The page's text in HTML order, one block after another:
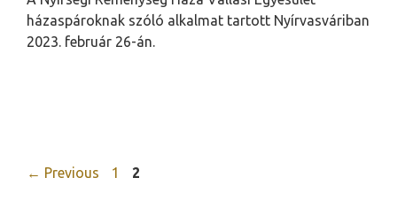
házaspároknak szóló alkalmat tartott Nyírvasváriban
2023. február 26-án.
← Previous Oldal
1 Oldal
2